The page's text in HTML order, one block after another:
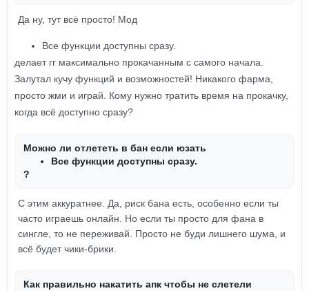
Да ну, тут всё просто! Мод
Все функции доступны сразу.
делает гг максимально прокачанным с самого начала.
Залутал кучу функций и возможностей! Никакого фарма,
просто жми и играй. Кому нужно тратить время на прокачку,
когда всё доступно сразу?
Можно ли отлететь в бан если юзать
Все функции доступны сразу.
?
С этим аккуратнее. Да, риск бана есть, особенно если ты
часто играешь онлайн. Но если ты просто для фана в
сингле, то не переживай. Просто не буди лишнего шума, и
всё будет чики-брики.
Как правильно накатить апк чтобы не слетели